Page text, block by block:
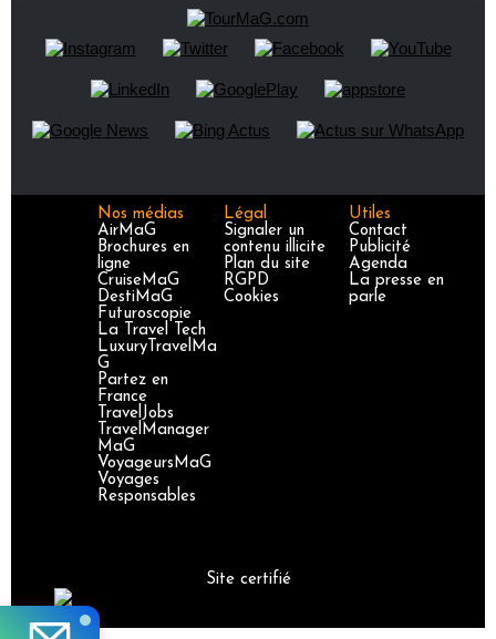
Nos médias
AirMaG
Brochures en
ligne
CruiseMaG
DestiMaG
Futuroscopie
La Travel Tech
LuxuryTravelMa
G
Partez en
France
TravelJobs
TravelManager
MaG
VoyageursMaG
Voyages
Responsables
Légal
Signaler un
contenu illicite
Plan du site
RGPD
Cookies
Utiles
Contact
Publicité
Agenda
La presse en
parle
Site certifié